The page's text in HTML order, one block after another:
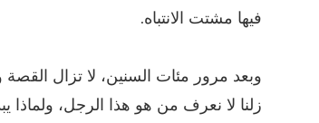
فيها مشتت الانتباه.
وبعد مرور مئات السنين، لا تزال
زلنا لا نعرف من هو هذا الرجل،